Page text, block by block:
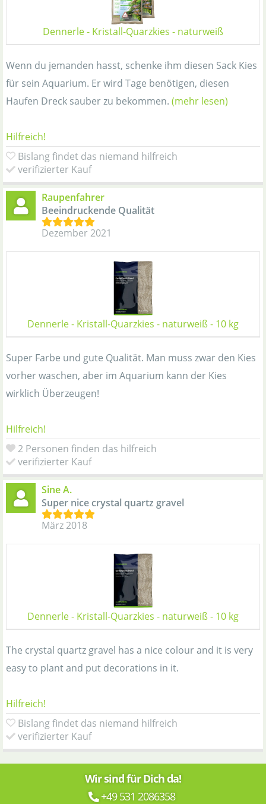
Dennerle - Kristall-Quarzkies - naturweiß
Wenn du jemanden hasst, schenke ihm diesen Sack Kies
für sein Aquarium. Er wird Tage benötigen, diesen
Haufen Dreck sauber zu bekommen. (mehr lesen)
Hilfreich!
Bislang findet das niemand hilfreich
verifizierter Kauf
Raupenfahrer
Beeindruckende Qualität
Dezember 2021
Dennerle - Kristall-Quarzkies - naturweiß - 10 kg
Super Farbe und gute Qualität. Man muss zwar den Kies
vorher waschen, aber im Aquarium kann der Kies
wirklich Überzeugen!
Hilfreich!
2 Personen finden das hilfreich
verifizierter Kauf
Sine A.
Super nice crystal quartz gravel
März 2018
Dennerle - Kristall-Quarzkies - naturweiß - 10 kg
The crystal quartz gravel has a nice colour and it is very
easy to plant and put decorations in it.
Hilfreich!
Bislang findet das niemand hilfreich
verifizierter Kauf
Wir sind für Dich da!
+49 531 2086358